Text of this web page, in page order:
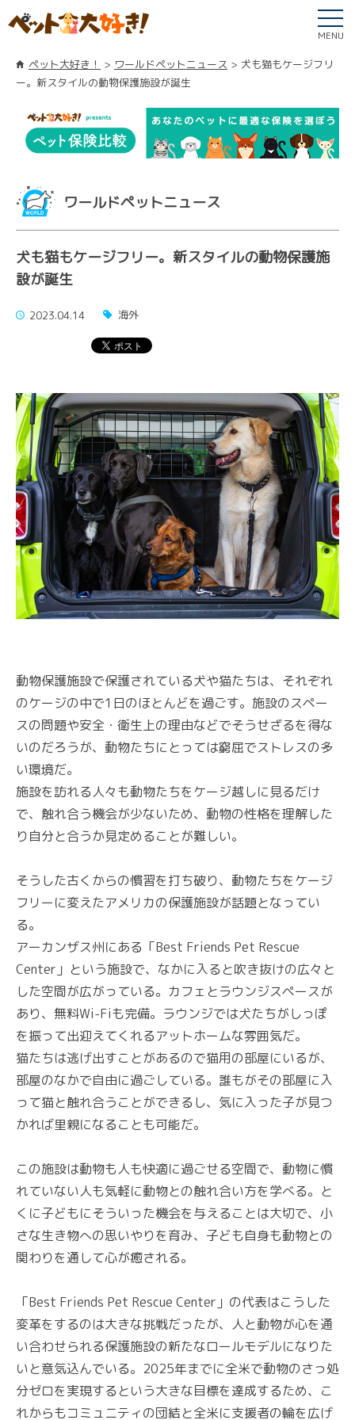
MENU
ペット大好き！ ワールドペットニュース
犬も猫もケージフリ
ー。新スタイルの動物保護施設が誕生
ワールドペットニュース
犬も猫もケージフリー。新スタイルの動物保護施
設が誕生
2023.04.14 海外
動物保護施設で保護されている犬や猫たちは、それぞれ
のケージの中で1日のほとんどを過ごす。施設のスペー
スの問題や安全・衛生上の理由などでそうせざるを得な
いのだろうが、動物たちにとっては窮屈でストレスの多
い環境だ。
施設を訪れる人々も動物たちをケージ越しに見るだけ
で、触れ合う機会が少ないため、動物の性格を理解した
り自分と合うか見定めることが難しい。
そうした古くからの慣習を打ち破り、動物たちをケージ
フリーに変えたアメリカの保護施設が話題となってい
る。
アーカンザス州にある「Best Friends Pet Rescue
Center」という施設で、なかに入ると吹き抜けの広々と
した空間が広がっている。カフェとラウンジスペースが
あり、無料Wi-Fiも完備。ラウンジでは犬たちがしっぽ
を振って出迎えてくれるアットホームな雰囲気だ。
猫たちは逃げ出すことがあるので猫用の部屋にいるが、
部屋のなかで自由に過ごしている。誰もがその部屋に入
って猫と触れ合うことができるし、気に入った子が見つ
かれば里親になることも可能だ。
この施設は動物も人も快適に過ごせる空間で、動物に慣
れていない人も気軽に動物との触れ合い方を学べる。と
くに子どもにそういった機会を与えることは大切で、小
さな生き物への思いやりを育み、子ども自身も動物との
関わりを通して心が癒される。
「Best Friends Pet Rescue Center」の代表はこうした
変革をするのは大きな挑戦だったが、人と動物が心を通
い合わせられる保護施設の新たなロールモデルになりた
いと意気込んでいる。2025年までに全米で動物のさっ処
分ゼロを実現するという大きな目標を達成するため、こ
れからもコミュニティの団結と全米に支援者の輪を広げ